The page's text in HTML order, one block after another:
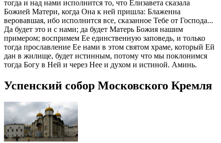
тогда и над нами исполнится то, что Елизавета сказала
Божией Матери, когда Она к ней пришла: Блаженна
веровавшая, ибо исполнится все, сказанное Тебе от Господа...
Да будет это и с нами; да будет Матерь Божия нашим
примером; воспримем Ее единственную заповедь, и только
тогда прославление Ее нами в этом святом храме, который Ей
дан в жилище, будет истинным, потому что мы поклонимся
тогда Богу в Ней и через Нее и духом и истиной. Аминь.
Успенский собор Московского Кремля